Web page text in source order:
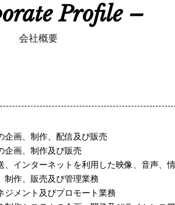
Profile –
会社概要
企画、制作、配信及び販売
企画、制作及び販売
、インターネットを利用した映像、音声、
制作、販売及び管理業務
ジメント及びプロモート業務